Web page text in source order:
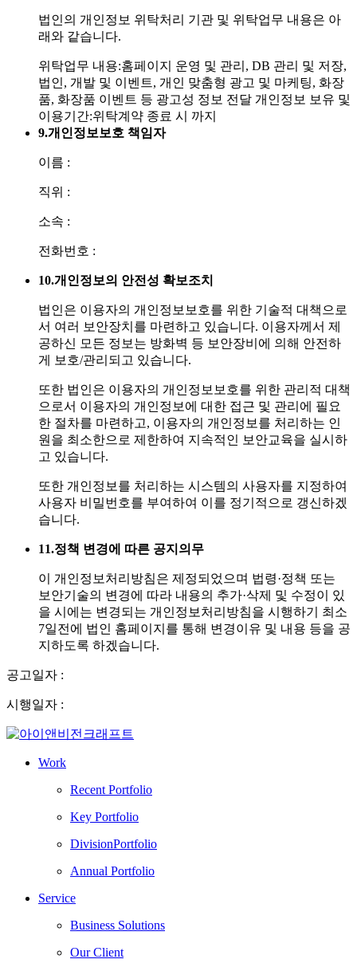
법인의 개인정보 위탁처리 기관 및 위탁업무 내용은 아
래와 같습니다.
위탁업무 내용:홈페이지 운영 및 관리, DB 관리 및 저장,
법인, 개발 및 이벤트, 개인 맞춤형 광고 및 마케팅, 화장
품, 화장품 이벤트 등 광고성 정보 전달 개인정보 보유 및
이용기간:위탁계약 종료 시 까지
9.개인정보보호 책임자
이름 :
직위 :
소속 :
전화번호 :
10.개인정보의 안전성 확보조치
법인은 이용자의 개인정보보호를 위한 기술적 대책으로
서 여러 보안장치를 마련하고 있습니다. 이용자께서 제
공하신 모든 정보는 방화벽 등 보안장비에 의해 안전하
게 보호/관리되고 있습니다.
또한 법인은 이용자의 개인정보보호를 위한 관리적 대책
으로서 이용자의 개인정보에 대한 접근 및 관리에 필요
한 절차를 마련하고, 이용자의 개인정보를 처리하는 인
원을 최소한으로 제한하여 지속적인 보안교육을 실시하
고 있습니다.
또한 개인정보를 처리하는 시스템의 사용자를 지정하여
사용자 비밀번호를 부여하여 이를 정기적으로 갱신하겠
습니다.
11.정책 변경에 따른 공지의무
이 개인정보처리방침은 제정되었으며 법령·정책 또는
보안기술의 변경에 따라 내용의 추가·삭제 및 수정이 있
을 시에는 변경되는 개인정보처리방침을 시행하기 최소
7일전에 법인 홈페이지를 통해 변경이유 및 내용 등을 공
지하도록 하겠습니다.
공고일자 :
시행일자 :
Work
Recent Portfolio
Key Portfolio
DivisionPortfolio
Annual Portfolio
Service
Business Solutions
Our Client